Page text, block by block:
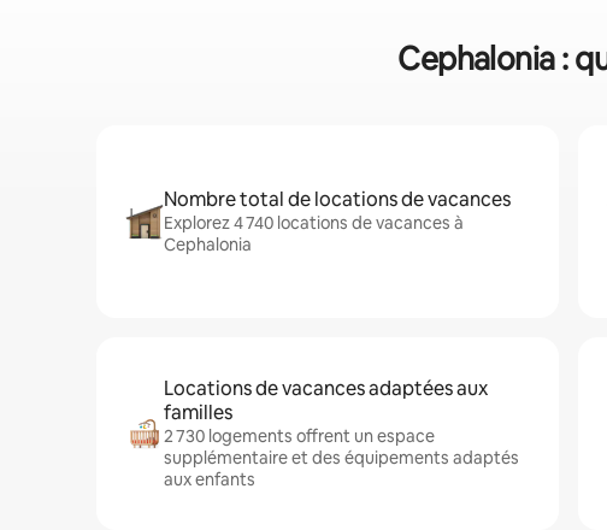
Cephalonia :
Nombre total de locations de vacances
Explorez 4 740 locations de vacances à
Cephalonia
Locations de vacances adaptées aux
familles
2 730 logements offrent un espace
supplémentaire et des équipements adaptés
aux enfants